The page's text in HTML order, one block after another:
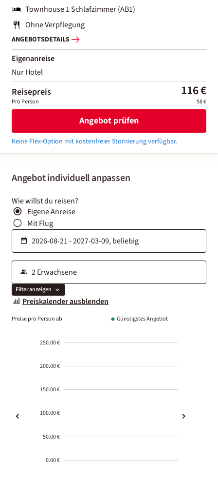
Angebot individuell anpassen
Wie willst du reisen?
Eigene Anreise
Mit Flug
Filter anzeigen
Preiskalender ausblenden
Preise pro Person ab Günstigstes Angebot
250.00 €
200.00 €
150.00 €
100.00 €
50.00 €
0.00 €
Townhouse 1 Schlafzimmer (AB1)
Ohne Verpflegung
ANGEBOTSDETAILS
Eigenanreise
Nur Hotel
Reisepreis 116 €
Pro Person 58 €
Angebot prüfen
Keine Flex-Option mit kostenfreier Stornierung verfügbar.